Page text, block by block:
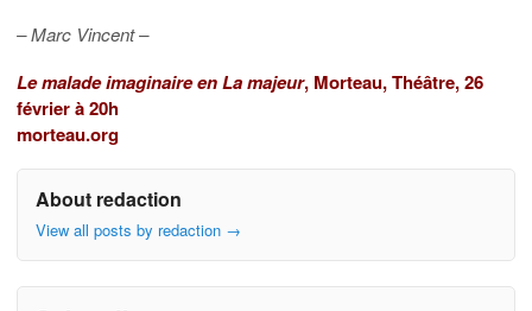
– Marc Vincent –
Le malade imaginaire en La majeur, Morteau, Théâtre, 26
février à 20h
morteau.org
About redaction
View all posts by redaction →